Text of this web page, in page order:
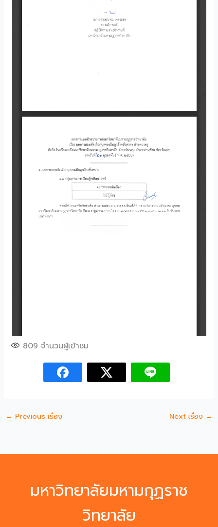
809 จำนวนผู้เข้าชม
← Previous เรื่อง Next เรื่อง →
มหาวิทยาลัยมหามกุฏราช
วิทยาลัย